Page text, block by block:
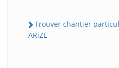
Trouver chantier
ARiZE